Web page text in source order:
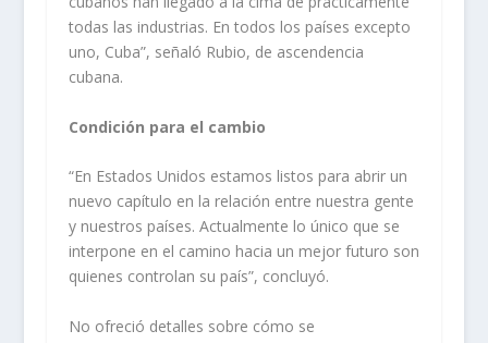
todas las industrias. En todos los países excepto
uno, Cuba”, señaló Rubio, de ascendencia
cubana.
Condición para el cambio
“En Estados Unidos estamos listos para abrir un
nuevo capítulo en la relación entre nuestra gente
y nuestros países. Actualmente lo único que se
interpone en el camino hacia un mejor futuro son
quienes controlan su país”, concluyó.
No ofreció detalles sobre cómo se